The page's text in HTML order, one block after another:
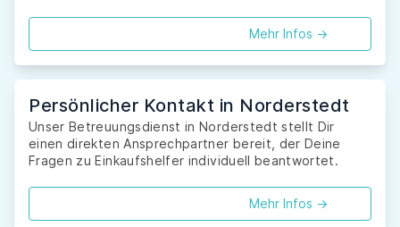
Mehr Infos ->
Persönlicher Kontakt in Norderstedt
Unser Betreuungsdienst in Norderstedt stellt Dir
einen direkten Ansprechpartner bereit, der Deine
Fragen zu Einkaufshelfer individuell beantwortet.
Mehr Infos ->